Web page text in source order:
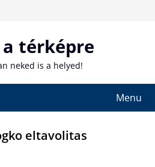
térképre
neked is a helyed!
Menu
eltavolitas